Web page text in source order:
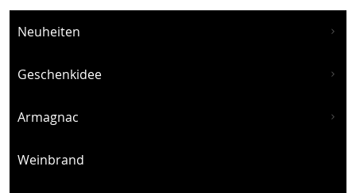
Neuheiten
Geschenkidee
Armagnac
Weinbrand